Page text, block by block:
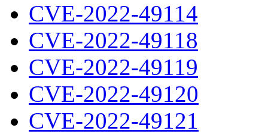
CVE-2022-49114
CVE-2022-49118
CVE-2022-49119
CVE-2022-49120
CVE-2022-49121